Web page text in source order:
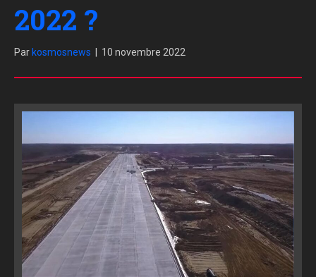
2022 ?
Par kosmosnews 10 novembre 2022